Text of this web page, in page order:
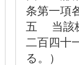
条第一項
五 当該
二百四十
る。）